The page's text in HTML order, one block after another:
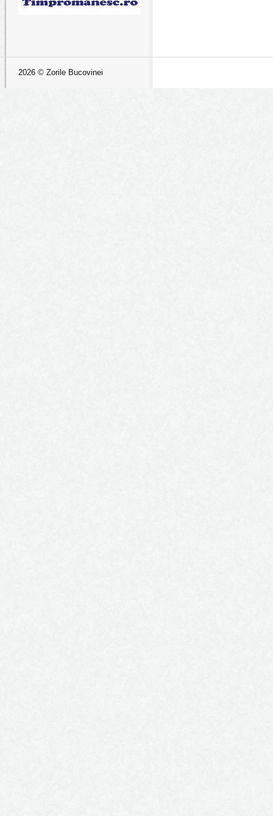
2026 © Zorile Bucovinei